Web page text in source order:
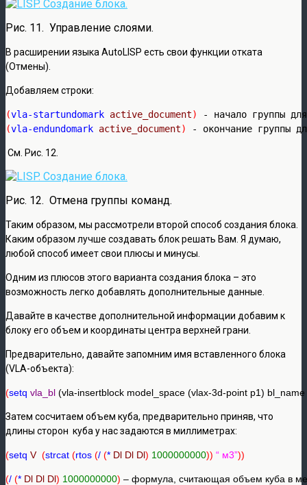
Рис. 11. Управление слоями.
В расширении языка AutoLISP есть свои функции отката
(Отмены).
Добавляем строки:
(vla-startundomark active_document)
(vla-endundomark active_document) - окончание группы
См. Рис. 12.
Рис. 12. Отмена группы команд.
Таким образом, мы рассмотрели второй способ создания блока.
Каким образом лучше создавать блок решать Вам. Я думаю,
любой способ имеет свои плюсы и минусы.
Одним из плюсов этого варианта создания блока – это
возможность легко добавлять дополнительные данные.
Давайте в качестве дополнительной информации добавим к
блоку его объем и координаты центра верхней грани.
Предварительно, давайте запомним имя вставленного блока
(VLA-объекта):
(setq vla_bl (vla-insertblock model_space (vlax-3d-point p1)
Затем сосчитаем объем куба, предварительно приняв, что
длины сторон куба у нас задаются в миллиметрах:
(setq V (strcat (rtos (/ (* Dl Dl Dl) 1000000000)) “ м3”))
(/ (* Dl Dl Dl) 1000000000)